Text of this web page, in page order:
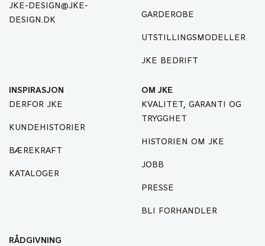
JKE-DESIGN@JKE-
DESIGN.DK
GARDEROBE
UTSTILLINGSMODELLER
JKE BEDRIFT
INSPIRASJON
DERFOR JKE
KUNDEHISTORIER
BÆREKRAFT
KATALOGER
OM JKE
KVALITET, GARANTI OG
TRYGGHET
HISTORIEN OM JKE
JOBB
PRESSE
BLI FORHANDLER
RÅDGIVNING